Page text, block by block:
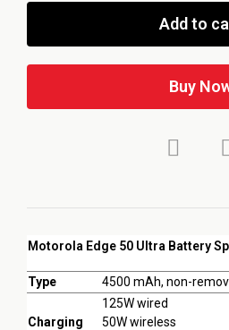
Motorola Edge 50 Ultra Battery
Type 4500 mAh, non-
Charging
125W wired
50W wireless
Add to
Buy